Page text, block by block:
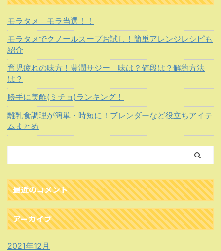
モラタメ モラ当選！！
モラタメでクノールスープお試し！簡単アレンジレシピも
紹介
育児疲れの味方！豊潤サジー 味は？値段は？解約方法
は？
勝手に美酢(ミチョ)ランキング！
離乳食調理が簡単・時短に！ブレンダーなど役立ちアイテ
ムまとめ
最近のコメント
アーカイブ
2021年12月